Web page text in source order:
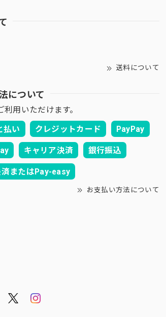
送料について
について
用いただけます。
払い
クレジットカード PayPay
キャリア決済 銀行振込
またはPay-easy
お支払い方法について